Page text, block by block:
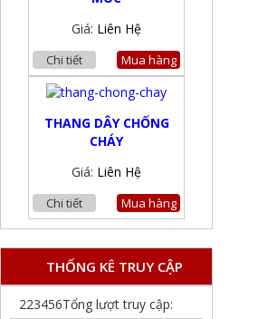
Giá: Liên Hệ
Chi tiết Mua hàng
THANG DÂY CHỐNG
CHÁY
Giá: Liên Hệ
Chi tiết Mua hàng
THỐNG KÊ TRUY CẬP
223456Tổng lượt truy cập: